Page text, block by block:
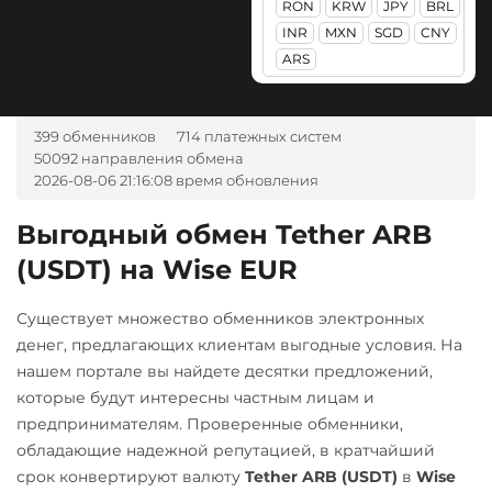
Shib
ERC20 BEP20
StableUSD (USDS)
Starknet (STRK)
Stellar (XLM)
Sui
Sushi
Synthetix (SNX)
Terra (LUNA)
ПУМБ UAH
Райффайзен
RUB UAH
РНКБ RUB
Росбанк RUB
Русский Стандарт RUB
Сбербанк
RUB
СБП RUB
Litecoin (LTC)
Monero (XMR)
NEO
Notcoin (NOT)
Ontology (ONT)
PancakeSwap (CAKE)
Pax Dollar (USDP)
ERC20
Pepe
Pol (ex-MATIC)
Авангард RUB
Ак Барс Банк RUB
RUB
UAH
Беларусбанк BYN
ВТБ Банк RUB
ЕРИП Расчет BYN
Карта Unionpay CNY
Карта UZCARD UZS
Карта МИР RUB
RON
KRW JPY
BRL
INR
MXN SGD
CNY
ARS
399 обменников
714 платежных систем
50092 направления обмена
2026-08-06 21:16:08 время обновления
Выгодный обмен Tether ARB
(USDT) на Wise EUR
Существует множество обменников электронных
денег, предлагающих клиентам выгодные условия. На
нашем портале вы найдете десятки предложений,
которые будут интересны частным лицам и
предпринимателям. Проверенные обменники,
обладающие надежной репутацией, в кратчайший
срок конвертируют валюту Tether ARB (USDT) в Wise